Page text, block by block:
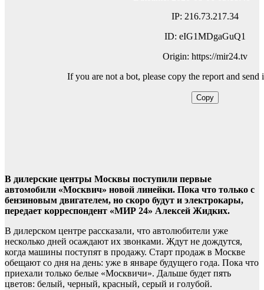
В дилерские центры Москвы поступили первые
автомобили «Москвич» новой линейки. Пока что только с
бензиновым двигателем, но скоро будут и электрокары,
передает корреспондент «МИР 24» Алексей Жидких.
В дилерском центре рассказали, что автолюбители уже
несколько дней осаждают их звонками. Ждут не дождутся,
когда машины поступят в продажу. Старт продаж в Москве
обещают со дня на день: уже в январе будущего года. Пока что
приехали только белые «Москвичи». Дальше будет пять
цветов: белый, черный, красный, серый и голубой.